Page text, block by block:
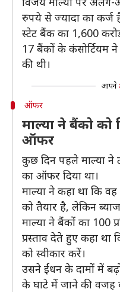
रुपये से ज्यादा का कर्ज
स्टेट बैंक का 1,600
17 बैंकों के कंसोर्टियम ने
की थी।
आपने
ऑफर
माल्या ने बैंको को
ऑफर
कुछ दिन पहले माल्या ने
का ऑफर दिया था।
माल्या ने कहा था कि
को तैयार है, लेकिन
माल्या ने बैंकों का 100
प्रस्ताव देते हुए कहा था
को स्वीकार करें।
उसने ईंधन के दामों में
के घाटे में जाने की वजह